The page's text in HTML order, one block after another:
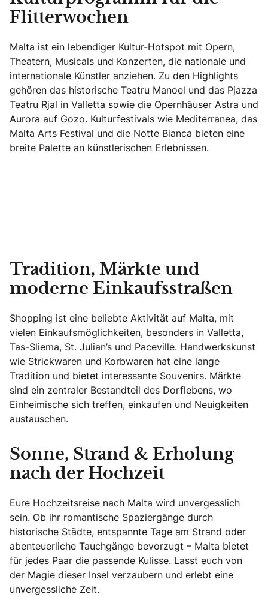
Flitterwochen
Malta ist ein lebendiger Kultur-Hotspot mit Opern,
Theatern, Musicals und Konzerten, die nationale und
internationale Künstler anziehen. Zu den Highlights
gehören das historische Teatru Manoel und das Pjazza
Teatru Rjal in Valletta sowie die Opernhäuser Astra und
Aurora auf Gozo. Kulturfestivals wie Mediterranea, das
Malta Arts Festival und die Notte Bianca bieten eine
breite Palette an künstlerischen Erlebnissen.
Tradition, Märkte und
moderne Einkaufsstraßen
Shopping ist eine beliebte Aktivität auf Malta, mit
vielen Einkaufsmöglichkeiten, besonders in Valletta,
Tas-Sliema, St. Julian’s und Paceville. Handwerkskunst
wie Strickwaren und Korbwaren hat eine lange
Tradition und bietet interessante Souvenirs. Märkte
sind ein zentraler Bestandteil des Dorflebens, wo
Einheimische sich treffen, einkaufen und Neuigkeiten
austauschen.
Sonne, Strand & Erholung
nach der Hochzeit
Eure Hochzeitsreise nach Malta wird unvergesslich
sein. Ob ihr romantische Spaziergänge durch
historische Städte, entspannte Tage am Strand oder
abenteuerliche Tauchgänge bevorzugt – Malta bietet
für jedes Paar die passende Kulisse. Lasst euch von
der Magie dieser Insel verzaubern und erlebt eine
unvergessliche Zeit.